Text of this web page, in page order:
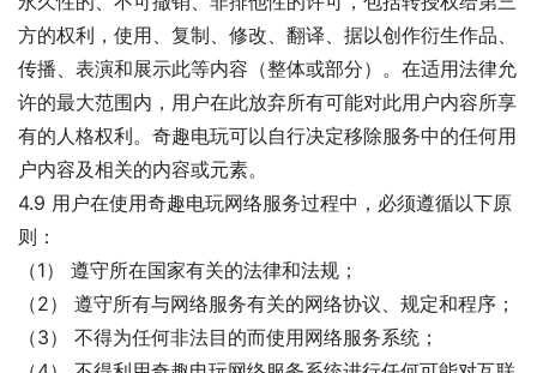
方的权利，使用、复制、修改、翻译、据以创作衍生作品、
传播、表演和展示此等内容（整体或部分）。在适用法律允
许的最大范围内，用户在此放弃所有可能对此用户内容所享
有的人格权利。奇趣电玩可以自行决定移除服务中的任何用
户内容及相关的内容或元素。
4.9 用户在使用奇趣电玩网络服务过程中，必须遵循以下原
则：
（1） 遵守所在国家有关的法律和法规；
（2） 遵守所有与网络服务有关的网络协议、规定和程序；
（3） 不得为任何非法目的而使用网络服务系统；